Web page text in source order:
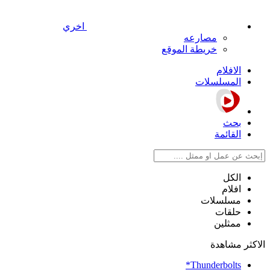
اخري
مصارعه
خريطة الموقع
الافلام
المسلسلات
بحث
القائمة
الكل
افلام
مسلسلات
حلقات
ممثلين
الاكثر مشاهدة
Thunderbolts*